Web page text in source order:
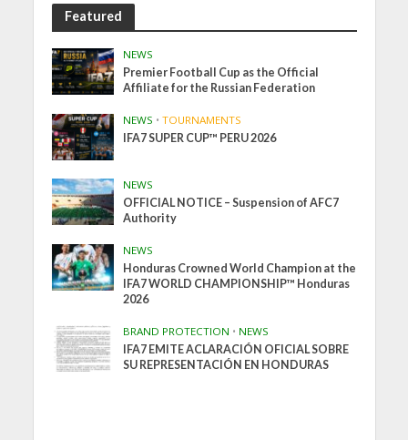
Featured
NEWS
Premier Football Cup as the Official
Affiliate for the Russian Federation
NEWS • TOURNAMENTS
IFA7 SUPER CUP™ PERU 2026
NEWS
OFFICIAL NOTICE – Suspension of AFC7
Authority
NEWS
Honduras Crowned World Champion at the
IFA7 WORLD CHAMPIONSHIP™ Honduras
2026
BRAND PROTECTION • NEWS
IFA7 EMITE ACLARACIÓN OFICIAL SOBRE
SU REPRESENTACIÓN EN HONDURAS